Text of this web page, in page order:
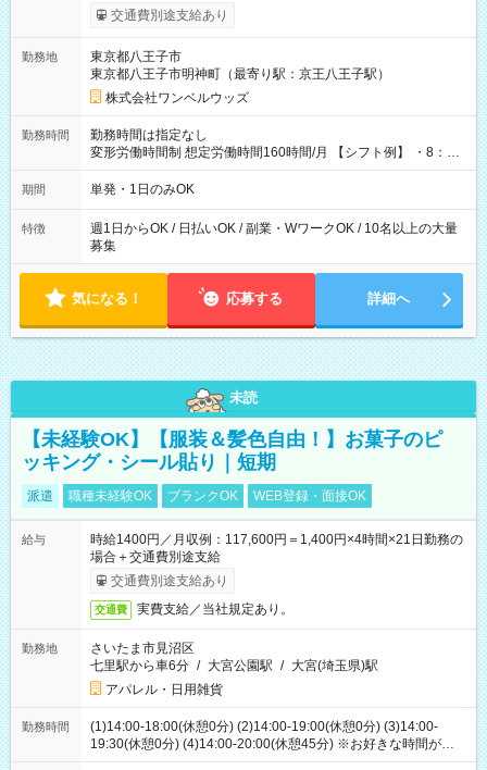
いOK！（規定あり） ┗働いたその日に現金GET♪ お仕事後はコ
ンビニATMから 日払い分を引き落とせます！ 【試用期間】試
交通費別途支給あり
勤務地
東京都八王子市
東京都八王子市明神町（最寄り駅：京王八王子駅）
株式会社ワンベルウッズ
勤務時間
勤務時間は指定なし
変形労働時間制 想定労働時間160時間/月 【シフト例】 ・8：00
～21：00
期間 単発・1日のみOK
特徴
週1日からOK / 日払いOK / 副業・WワークOK / 10名以上の大量
募集
気になる！ 応募する 詳細へ
未読
【未経験OK】【服装＆髪色自由！】お菓子のピ
ッキング・シール貼り｜短期
派遣 職種未経験OK ブランクOK WEB登録・面接OK
給与
時給1400円／月収例：117,600円＝1,400円×4時間×21日勤務の
場合＋交通費別途支給
交通費別途支給あり
交通費 実費支給／当社規定あり。
勤務地
さいたま市見沼区
七里駅から車6分 / 大宮公園駅 / 大宮(埼玉県)駅
アパレル・日用雑貨
勤務時間
(1)14:00-18:00(休憩0分) (2)14:00-19:00(休憩0分) (3)14:00-
19:30(休憩0分) (4)14:00-20:00(休憩45分) ※お好きな時間が選べ
ます